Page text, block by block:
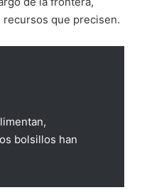
que precisen.
bolsillos han